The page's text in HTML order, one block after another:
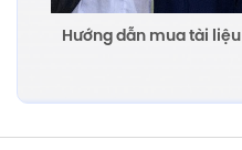
Hướng dẫn mua tài liệu